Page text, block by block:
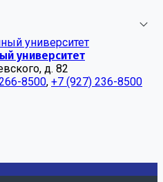
университет
д. 82
8500, +7 (927) 236-8500